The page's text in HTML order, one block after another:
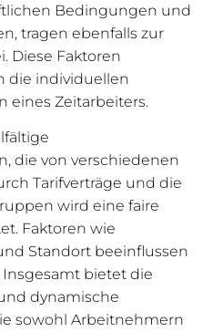
Bedingungen und
tragen ebenfalls zur
Diese Faktoren
die individuellen
eines Zeitarbeiters.
die von verschiedenen
Tarifverträge und die
wird eine faire
Faktoren wie
Standort beeinflussen
Insgesamt bietet die
dynamische
sowohl Arbeitnehmern